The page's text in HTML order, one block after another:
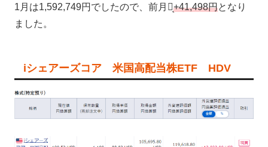
1月は1,592,749円でしたので、前月比̟+41,498円となり
ました。
iシェアーズコア 米国高配当株ETF HDV